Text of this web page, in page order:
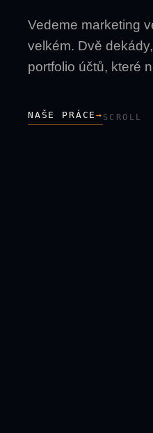
Vedeme marketing
velkém. Dvě
portfolio účtů, které
NAŠE PRÁCE→ SCROLL